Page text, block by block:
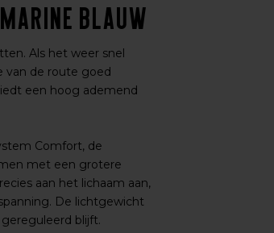
blauw
Als het weer snel
van de route goed
een hoog ademend
Comfort, de
met een grotere
aan het lichaam aan,
De lichtgewicht
blijft.